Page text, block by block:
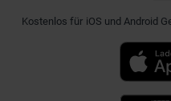
Kostenlos für iOS und Android